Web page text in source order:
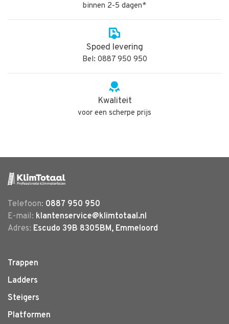
binnen 2-5 dagen*
Spoed levering
Bel: 0887 950 950
Kwaliteit
voor een scherpe prijs
Telefoon: 0887 950 950
E-mail: klantenservice@klimtotaal.nl
Adres: Escudo 39B 8305BM, Emmeloord
Trappen
Ladders
Steigers
Platformen